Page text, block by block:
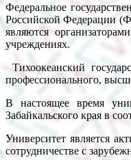
Федеральное
Российской Федерации
являются
учреждениях.
Тихоокеанский
профессионального,
В настоящее время
Забайкальского края в
Университет является
сотрудничестве с